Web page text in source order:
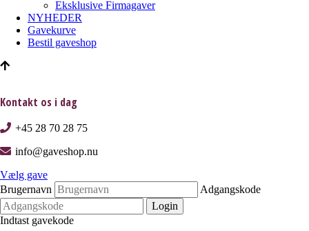
Eksklusive Firmagaver
NYHEDER
Gavekurve
Bestil gaveshop
Kontakt os i dag
+45 28 70 28 75
info@gaveshop.nu
Vælg gave
Brugernavn
Adgangskode
Login
Indtast gavekode